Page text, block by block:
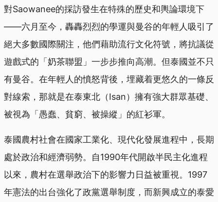
對Saowanee的採訪發生在特殊的歷史和輿論環境下
——六月至今，轟轟烈烈的學運與曼谷的年輕人吸引了
絕大多數國際關注，他們藉助流行文化符號，將抗議從
遊戲式的「奶茶聯盟」一步步推向高潮。但泰國並不只
有曼谷。在年輕人的憤怒背後，埋藏着更悠久的一條反
對線索，那就是在泰東北（Isan）擁有強大群眾基礎、
被視為「愚蠢、貧窮、被操縱」的紅衫軍。
泰國農村社會在國家工業化、現代化發展進程中，長期
處於政治和經濟弱勢。自1990年代開啟半民主化進程
以來，農村在選舉政治下的影響力日益被重視。1997
年憲法的出台強化了政黨選舉制度，而新興成立的泰愛